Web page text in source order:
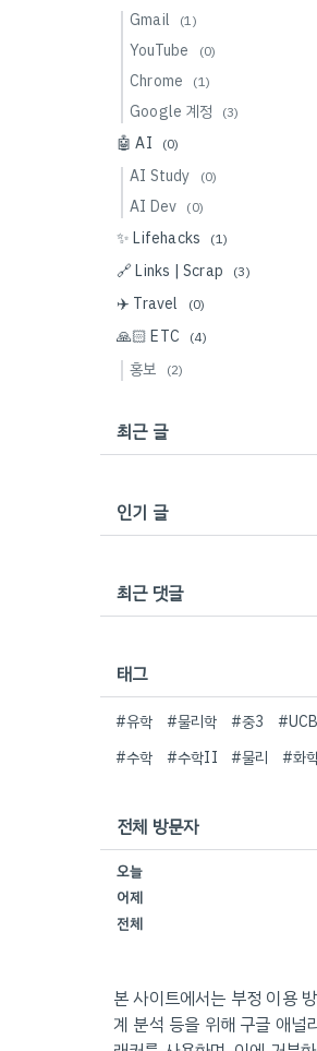
Gmail (1)
YouTube (0)
Chrome (1)
Google 계정 (3)
🤖 AI (0)
AI Study (0)
AI Dev (0)
✨ Lifehacks (1)
🔗 Links | Scrap (3)
✈️ Travel (0)
🙏🏻 ETC (4)
홍보 (2)
최근 글
인기 글
최근 댓글
태그
#유학 #물리학 #중3 #UCB
#수학
#수학II #물리 #화
전체 방문자
오늘
어제
전체
본 사이트에서는 부정 이용
계 분석 등을 위해 구글 애널